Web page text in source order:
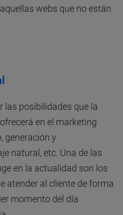
webs que no están
las posibilidades que la
en el marketing
generación y
natural, etc. Una de las
en la actualidad son los
atender al cliente de forma
momento del día